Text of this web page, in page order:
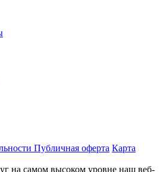
Публичная оферта Карта
на самом высоком уровне наш веб-